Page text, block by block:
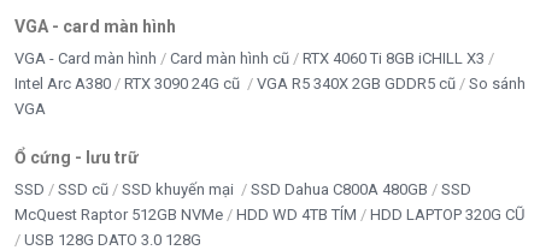
Thương hiệu
Mã sản phẩm TW GT 730 2G D5
Chipset
96 Units
VGA - card màn hình
VGA - Card màn hình Card màn hình cũ
RTX 4060 Ti 8GB iCHILL X3
Intel Arc A380
RTX 3090 24G cũ VGA R5 340X 2GB GDDR5 cũ
So sánh
VGA
Ổ cứng - lưu trữ
SSD SSD cũ SSD khuyến mại SSD Dahua C800A 480GB
SSD
McQuest Raptor 512GB NVMe
HDD WD 4TB TÍM
HDD LAPTOP 320G CŨ
USB 128G DATO 3.0 128G